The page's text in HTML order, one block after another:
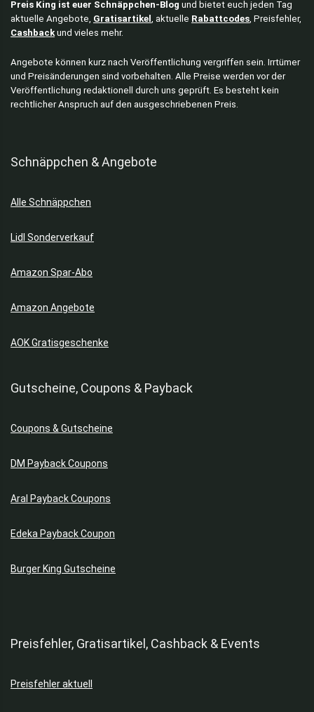
Preis King ist euer Schnäppchen-Blog und bietet euch jeden Tag
aktuelle Angebote, Gratisartikel , aktuelle Rabattcodes, Preisfehler,
Cashbackund vieles mehr.
Angebote können kurz nach Veröffentlichung vergriffen sein. Irrtümer
und Preisänderungen sind vorbehalten. Alle Preise werden vor der
Veröffentlichung redaktionell durch uns geprüft. Es besteht kein
rechtlicher Anspruch auf den ausgeschriebenen Preis.
Schnäppchen & Angebote
Alle Schnäppchen
Lidl Sonderverkauf
Amazon Spar-Abo
Amazon Angebote
AOK Gratisgeschenke
Gutscheine, Coupons & Payback
Coupons & Gutscheine
DM Payback Coupons
Aral Payback Coupons
Edeka Payback Coupon
Burger King Gutscheine
Preisfehler, Gratisartikel, Cashback & Events
Preisfehler aktuell